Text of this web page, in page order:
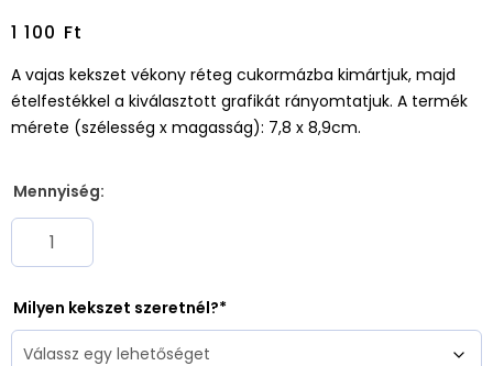
1 100 Ft
A vajas kekszet vékony réteg cukormázba kimártjuk, majd
ételfestékkel a kiválasztott grafikát rányomtatjuk. A termék
mérete (szélesség x magasság): 7,8 x 8,9cm.
Mennyiség:
Milyen kekszet szeretnél?